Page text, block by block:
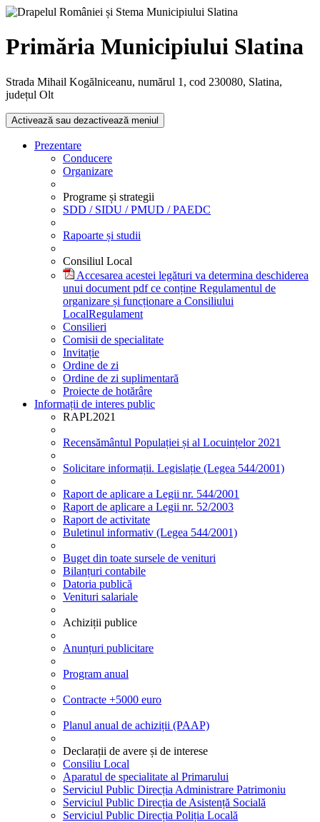
Primăria Municipiului Slatina
Strada Mihail Kogălniceanu, numărul 1, cod 230080, Slatina,
județul Olt
Activează sau dezactivează meniul
Prezentare
Conducere
Organizare
Programe și strategii
SDD / SIDU / PMUD / PAEDC
Rapoarte și studii
Consiliul Local
Accesarea acestei legături va determina deschiderea
unui document pdf ce conține Regulamentul de
organizare și funcționare a Consiliului
LocalRegulament
Consilieri
Comisii de specialitate
Invitație
Ordine de zi
Ordine de zi suplimentară
Proiecte de hotărâre
Informații de interes public
RAPL2021
Recensământul Populației și al Locuințelor 2021
Solicitare informații. Legislație (Legea 544/2001)
Raport de aplicare a Legii nr. 544/2001
Raport de aplicare a Legii nr. 52/2003
Raport de activitate
Buletinul informativ (Legea 544/2001)
Buget din toate sursele de venituri
Bilanțuri contabile
Datoria publică
Venituri salariale
Achiziții publice
Anunțuri publicitare
Program anual
Contracte +5000 euro
Planul anual de achiziții (PAAP)
Declarații de avere și de interese
Consiliu Local
Aparatul de specialitate al Primarului
Serviciul Public Direcția Administrare Patrimoniu
Serviciul Public Direcția de Asistență Socială
Serviciul Public Direcția Poliția Locală